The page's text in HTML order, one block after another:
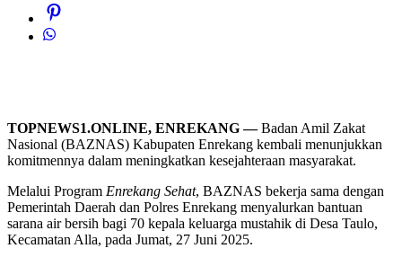
TOPNEWS1.ONLINE, ENREKANG —Badan Amil Zakat
Nasional (BAZNAS) Kabupaten Enrekang kembali menunjukkan
komitmennya dalam meningkatkan kesejahteraan masyarakat.
Melalui Program Enrekang Sehat, BAZNAS bekerja sama dengan
Pemerintah Daerah dan Polres Enrekang menyalurkan bantuan
sarana air bersih bagi 70 kepala keluarga mustahik di Desa Taulo,
Kecamatan Alla, pada Jumat, 27 Juni 2025.